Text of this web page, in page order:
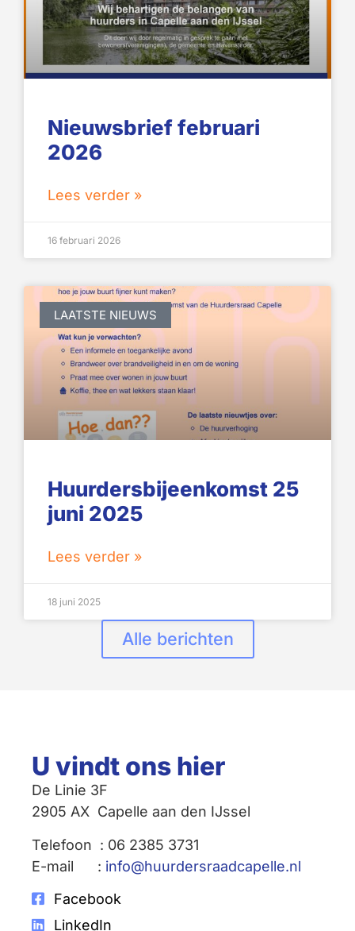
Nieuwsbrief februari
2026
Lees verder »
16 februari 2026
LAATSTE NIEUWS
Huurdersbijeenkomst 25
juni 2025
Lees verder »
18 juni 2025
Alle berichten
U vindt ons hier
De Linie 3F
2905 AX Capelle aan den IJssel
Telefoon : 06 2385 3731
E-mail : info@huurdersraadcapelle.nl
Facebook
LinkedIn